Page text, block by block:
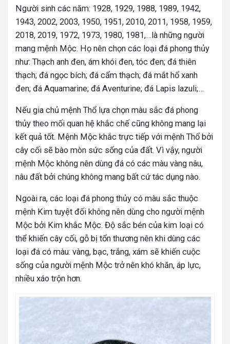
Người sinh các năm: 1928, 1929, 1988, 1989, 1942,
1943, 2002, 2003, 1950, 1951, 2010, 2011, 1958, 1959,
2018, 2019, 1972, 1973, 1980, 1981,…là những người
mang mệnh Mộc. Họ nên chọn các loại đá phong thủy
như: Thạch anh đen, ám khói đen, tóc đen; đá thiên
thạch; đá ngọc bích; đá cẩm thạch; đá mắt hổ xanh
đen; đá Aquamarine; đá Aventurine; đá Lapis lazuli;…
Nếu gia chủ mệnh Thổ lựa chọn màu sắc đá phong
thủy theo mối quan hệ khắc chế cũng không mang lại
kết quả tốt. Mệnh Mộc khắc trực tiếp với mệnh Thổ bởi
cây cối sẽ bào mòn sức sống của đất. Vì vậy, người
mệnh Mộc không nên dùng đá có các màu vàng nâu,
nâu đất bởi chúng không mang bất cứ tác dụng nào.
Ngoài ra, các loại đá phong thủy có màu sắc thuộc
mệnh Kim tuyệt đối không nên dùng cho người mệnh
Mộc bởi Kim khắc Mộc. Độ sắc bén của kim loại có
thể khiến cây cối, gỗ bị tổn thương nên khi dùng các
loại đá có màu: vàng, bạc, trắng, xám sẽ khiến cuộc
sống của người mệnh Mộc trở nên khó khăn, áp lực,
nhiều xáo trộn hơn.